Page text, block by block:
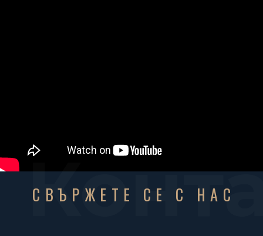
СВЪРЖЕТЕ СЕ С НАС